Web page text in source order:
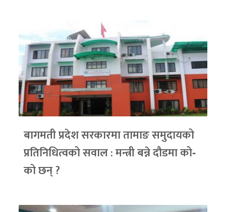
बागमती प्रदेश सरकारमा तामाङ समुदायको
प्रतिनिधित्वको सवाल : मन्त्री बन्ने दौडमा को‐
को छन् ?